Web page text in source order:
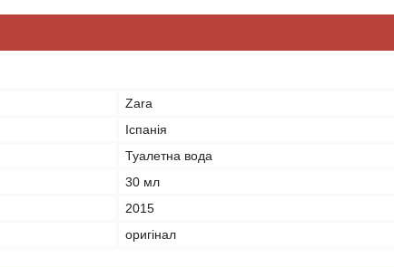
Zara
Іспанія
Туалетна вода
30 мл
2015
оригінал